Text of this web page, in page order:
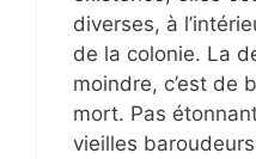
diverses, à
de la colonie. La
moindre, c’est de
mort. Pas
vieilles